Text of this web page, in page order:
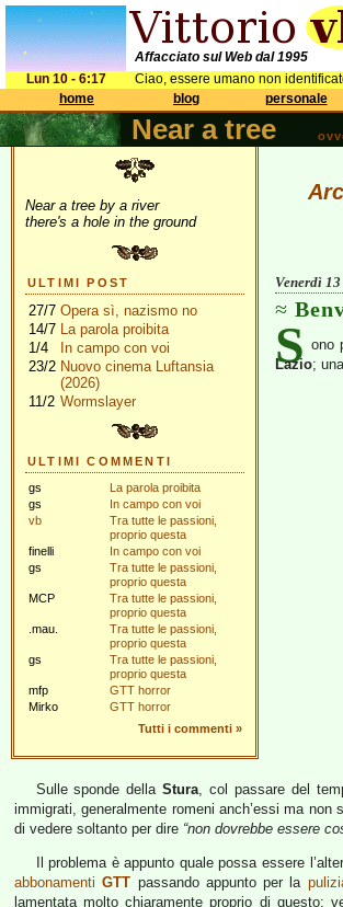
Affacciato sul Web dal 1995
Lun 10 - 6:17
Ciao, essere umano non
home
blog personale
Near a tree
Near a tree by a river
there's a hole in the ground
ULTIMI POST
27/7 Opera sì, nazismo no
14/7 La parola proibita
1/4
In campo con voi
23/2 Nuovo cinema Luftansia
(2026)
11/2 Wormslayer
ULTIMI COMMENTI
gs
La parola proibita
gs
In campo con voi
vb
Tra tutte le passioni,
proprio questa
finelli
In campo con voi
gs
Tra tutte le passioni,
proprio questa
MCP
Tra tutte le passioni,
proprio questa
.mau.
Tra tutte le passioni,
proprio questa
gs
Tra tutte le passioni,
proprio questa
mfp
GTT horror
Mirko
GTT horror
Tutti i commenti »
Venerdì
S ono
Lazio;
Sulle sponde dellaStura, col passare del
immigrati, generalmente romeni anch’essi ma
di vedere soltanto per dire “non dovrebbe essere
Il problema è appunto quale possa essere
abbonamentiGTT passando appunto per la
lamentata molto chiaramente proprio di questo: